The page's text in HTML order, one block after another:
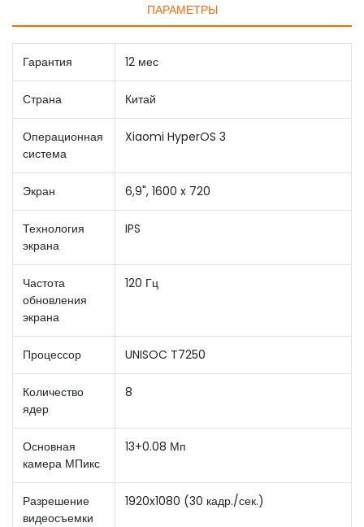
ПАРАМЕТРЫ
Гарантия 12 мес
Страна Китай
Операционная
система
Xiaomi HyperOS 3
Экран 6,9", 1600 x 720
Технология
экрана
IPS
Частота
обновления
экрана
120 Гц
Процессор UNISOC T7250
Количество
ядер
8
Основная
камера МПикс
13+0.08 Мп
Разрешение
видеосъемки
1920x1080 (30 кадр./сек.)